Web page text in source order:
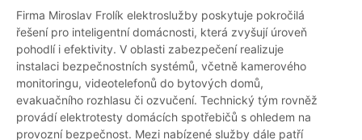
Firma Miroslav Frolík elektroslužby poskytuje pokročilá
řešení pro inteligentní domácnosti, která zvyšují úroveň
pohodlí i efektivity. V oblasti zabezpečení realizuje
instalaci bezpečnostních systémů, včetně kamerového
monitoringu, videotelefonů do bytových domů,
evakuačního rozhlasu či ozvučení. Technický tým rovněž
provádí elektrotesty domácích spotřebičů s ohledem na
provozní bezpečnost. Mezi nabízené služby dále patří